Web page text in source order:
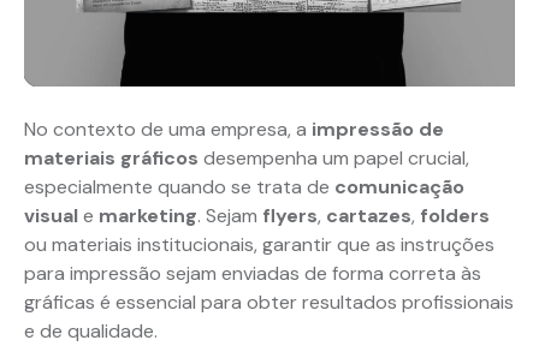
No contexto de uma empresa, a impressão de
materiais gráficos desempenha um papel crucial,
especialmente quando se trata de comunicação
visuale marketing. Sejam flyers, cartazes, folders
ou materiais institucionais, garantir que as instruções
para impressão sejam enviadas de forma correta às
gráficas é essencial para obter resultados profissionais
e de qualidade.